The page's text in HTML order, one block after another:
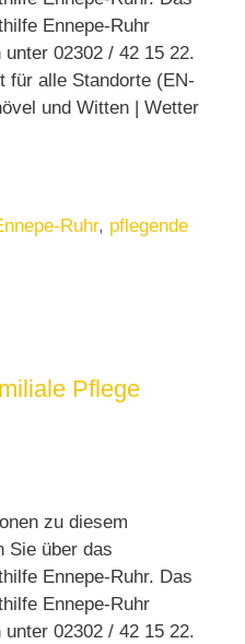
Ennepe-Ruhr
02302 / 42 15 22.
für alle Standorte (EN-
und Witten | Wetter
Ruhr, pflegende
Pflege
zu diesem
Sie über das
Ennepe-Ruhr. Das
Ennepe-Ruhr
02302 / 42 15 22.